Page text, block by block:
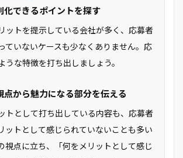
化できるポイントを探す
ットを提示している会社が多く、応募者
ていないケースも少なくありません。応
うな特徴を打ち出しましょう。
点から魅力になる部分を伝える
トとして打ち出している内容も、応募者
ットとして感じられていないことも多い
視点に立ち、「何をメリットとして感じ